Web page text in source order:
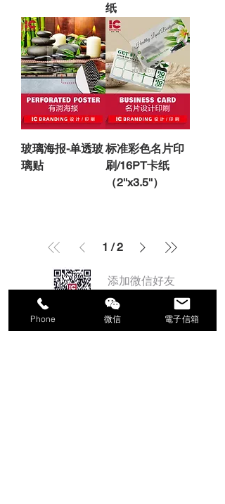
纸
玻璃海报-单透玻
璃贴
标准彩色名片印
刷/16PT卡纸
（2''x3.5''）
1 / 2
添加微信好友
ICBRANDING
Phone 微信 電子信箱